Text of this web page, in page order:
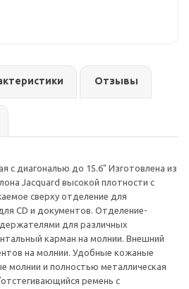
Отзывы
с диагональю до 15.6" Изготовлена из
Jacquard высокой плотности с
сверху отделение для
CD и документов. Отделение-
для различных
карман на молнии. Внешний
на молнии. Удобные кожаные
молнии и полностью металлическая
ремень с